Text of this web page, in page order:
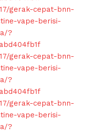
gerak-cepat-bnn-
vape-berisi-
?
gerak-cepat-bnn-
vape-berisi-
?
gerak-cepat-bnn-
vape-berisi-
?